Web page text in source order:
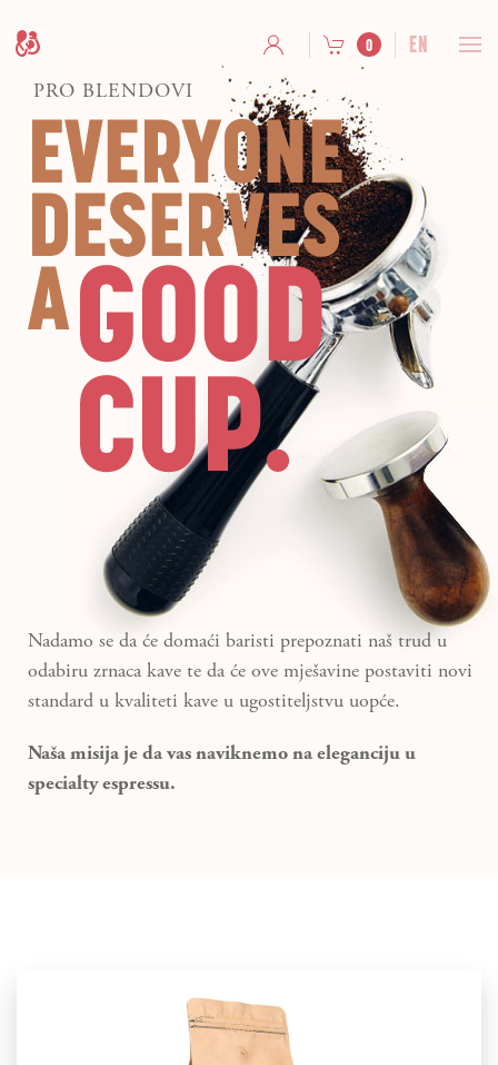
0 EN
PRO BLENDOVI
Nadamo se da će domaći baristi prepoznati naš trud u
odabiru zrnaca kave te da će ove mješavine postaviti novi
standard u kvaliteti kave u ugostiteljstvu uopće.
Naša misija je da vas naviknemo na eleganciju u
specialty espressu.